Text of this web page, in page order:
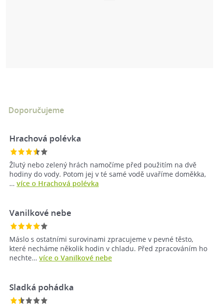
Doporučujeme
Hrachová polévka
Žlutý nebo zelený hrách namočíme před použitím na dvě
hodiny do vody. Potom jej v té samé vodě uvaříme doměkka,
… více o Hrachová polévka
Vanilkové nebe
Máslo s ostatními surovinami zpracujeme v pevné těsto,
které necháme několik hodin v chladu. Před zpracováním ho
nechte… více o Vanilkové nebe
Sladká pohádka